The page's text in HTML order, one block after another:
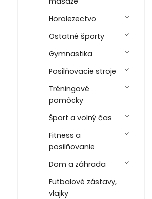
Horolezectvo
Ostatné športy
Gymnastika
Posilňovacie stroje
Tréningové
pomôcky
Šport a volný čas
Fitness a
posilňovanie
Dom a záhrada
Futbalové zástavy,
vlajky